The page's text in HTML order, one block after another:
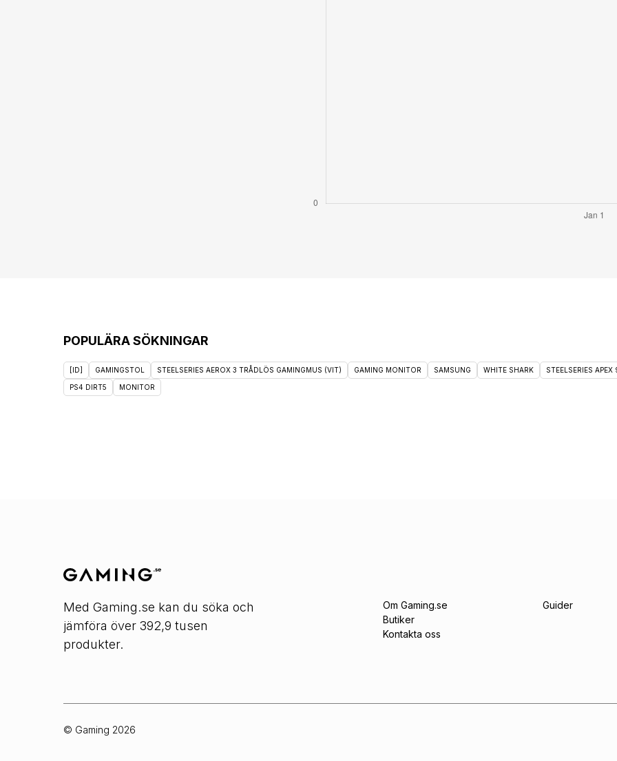
POPULÄRA SÖKNINGAR
[ID] GAMINGSTOL STEELSERIES AEROX 3 TRÅDLÖS GAMINGMUS (VIT) GAMING MONITOR SAMSUNG WHITE SHARK STEELSERIES
PS4 DIRT5 MONITOR
Med Gaming.se kan du söka och
jämföra över 392,9 tusen
produkter.
Om Gaming.se
Butiker
Kontakta oss
Guider
© Gaming 2026